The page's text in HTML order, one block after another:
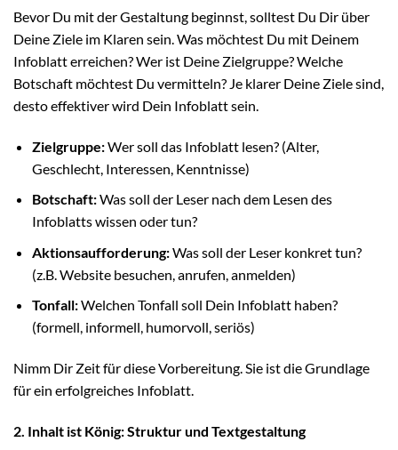
Bevor Du mit der Gestaltung beginnst, solltest Du Dir über
Deine Ziele im Klaren sein. Was möchtest Du mit Deinem
Infoblatt erreichen? Wer ist Deine Zielgruppe? Welche
Botschaft möchtest Du vermitteln? Je klarer Deine Ziele sind,
desto effektiver wird Dein Infoblatt sein.
Zielgruppe:Wer soll das Infoblatt lesen? (Alter,
Geschlecht, Interessen, Kenntnisse)
Botschaft:Was soll der Leser nach dem Lesen des
Infoblatts wissen oder tun?
Aktionsaufforderung:Was soll der Leser konkret tun?
(z.B. Website besuchen, anrufen, anmelden)
Tonfall:Welchen Tonfall soll Dein Infoblatt haben?
(formell, informell, humorvoll, seriös)
Nimm Dir Zeit für diese Vorbereitung. Sie ist die Grundlage
für ein erfolgreiches Infoblatt.
2. Inhalt ist König: Struktur und Textgestaltung